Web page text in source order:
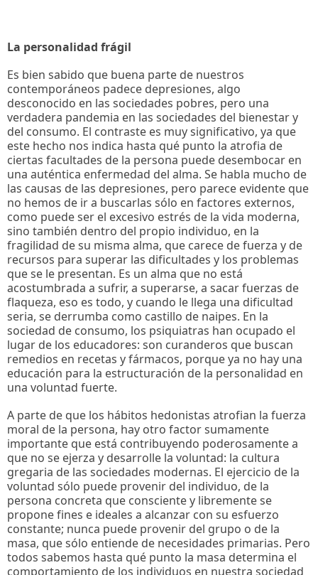
La personalidad frágil
Es bien sabido que buena parte de nuestros
contemporáneos padece depresiones, algo
desconocido en las sociedades pobres, pero una
verdadera pandemia en las sociedades del bienestar y
del consumo. El contraste es muy significativo, ya que
este hecho nos indica hasta qué punto la atrofia de
ciertas facultades de la persona puede desembocar en
una auténtica enfermedad del alma. Se habla mucho de
las causas de las depresiones, pero parece evidente que
no hemos de ir a buscarlas sólo en factores externos,
como puede ser el excesivo estrés de la vida moderna,
sino también dentro del propio individuo, en la
fragilidad de su misma alma, que carece de fuerza y de
recursos para superar las dificultades y los problemas
que se le presentan. Es un alma que no está
acostumbrada a sufrir, a superarse, a sacar fuerzas de
flaqueza, eso es todo, y cuando le llega una dificultad
seria, se derrumba como castillo de naipes. En la
sociedad de consumo, los psiquiatras han ocupado el
lugar de los educadores: son curanderos que buscan
remedios en recetas y fármacos, porque ya no hay una
educación para la estructuración de la personalidad en
una voluntad fuerte.
A parte de que los hábitos hedonistas atrofian la fuerza
moral de la persona, hay otro factor sumamente
importante que está contribuyendo poderosamente a
que no se ejerza y desarrolle la voluntad: la cultura
gregaria de las sociedades modernas. El ejercicio de la
voluntad sólo puede provenir del individuo, de la
persona concreta que consciente y libremente se
propone fines e ideales a alcanzar con su esfuerzo
constante; nunca puede provenir del grupo o de la
masa, que sólo entiende de necesidades primarias. Pero
todos sabemos hasta qué punto la masa determina el
comportamiento de los individuos en nuestra sociedad